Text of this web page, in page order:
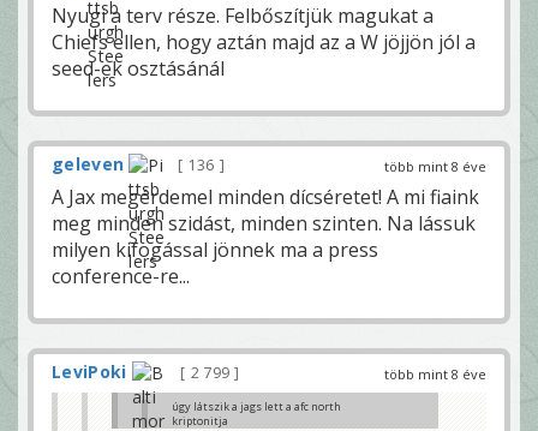
Nyugi a terv része. Felbőszítjük magukat a
Chiefs ellen, hogy aztán majd az a W jöjjön jól a
seed-ek osztásánál
több mint 8 éve
geleven 136
A Jax megérdemel minden dícséretet! A mi fiaink
meg minden szidást, minden szinten. Na lássuk
milyen kifogással jönnek ma a press
conference-re...
több mint 8 éve
LeviPoki 2 799
úgy látszik a jags lett a afc north
kriptonitja